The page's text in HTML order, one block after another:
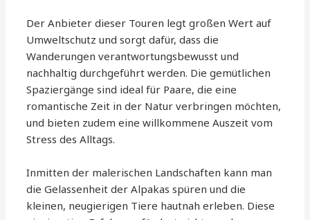
Der Anbieter dieser Touren legt großen Wert auf
Umweltschutz und sorgt dafür, dass die
Wanderungen verantwortungsbewusst und
nachhaltig durchgeführt werden. Die gemütlichen
Spaziergänge sind ideal für Paare, die eine
romantische Zeit in der Natur verbringen möchten,
und bieten zudem eine willkommene Auszeit vom
Stress des Alltags.
Inmitten der malerischen Landschaften kann man
die Gelassenheit der Alpakas spüren und die
kleinen, neugierigen Tiere hautnah erleben. Diese